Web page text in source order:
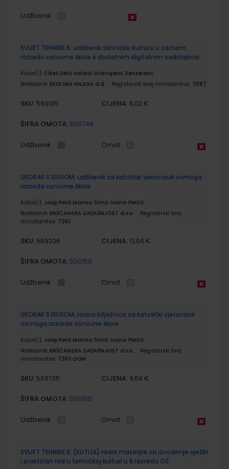
Udžbenik
SVIJET TEHNIKE 8; udžbenik tehničke kulture u osmom
razredu osnovne škole s dodatnim digitalnim sadržajima
Autor(i): Čikeš Delić Kolarić Stanojević Zenzerović
Nakladnik: ŠKOLSKA KNJIGA d.d. Registarski broj ministarstva: 7687
SKU: 569195 CIJENA: 6,02 €
ŠIFRA OMOTA: 500744
Udžbenik Omot
UKORAK S ISUSOM; udžbenik za katolički vjeronauk osmoga
razreda osnovne škole
Autor(i): Josip Periš Marina Šimić Ivana Perčić
Nakladnik: KRŠĆANSKA SADAŠNJOST d.o.o.
Registarski broj
ministarstva: 7361
SKU: 569206 CIJENA: 12,04 €
ŠIFRA OMOTA: 500156
Udžbenik Omot
UKORAK S ISUSOM; radna bilježnica za katolički vjeronauk
osmoga razreda osnovne škole
Autor(i): Josip Periš Marina Šimić Ivana Perčić
Nakladnik: KRŠĆANSKA SADAŠNJOST d.o.o.
Registarski broj
ministarstva: 7361-DOM
SKU: 569735 CIJENA: 9,64 €
ŠIFRA OMOTA: 500156
Udžbenik Omot
SVIJET TEHNIKE 8; (KUTIJA) radni materijal za izvođenje vježbi
i praktičan rad u tehničkoj kulturi u 8.razredu OŠ